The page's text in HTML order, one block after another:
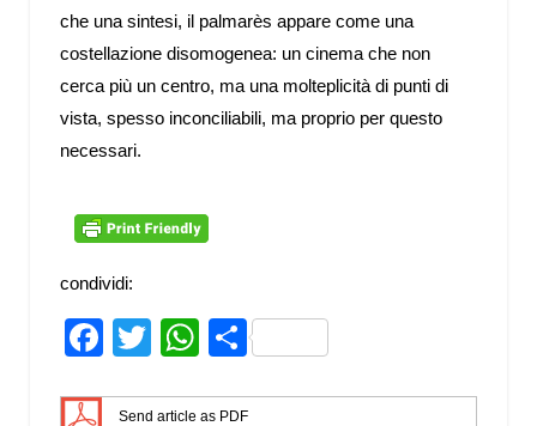
che una sintesi, il palmarès appare come una
costellazione disomogenea: un cinema che non
cerca più un centro, ma una molteplicità di punti di
vista, spesso inconciliabili, ma proprio per questo
necessari.
condividi:
Facebook
TwitterWhatsApp
Share
Send article as PDF